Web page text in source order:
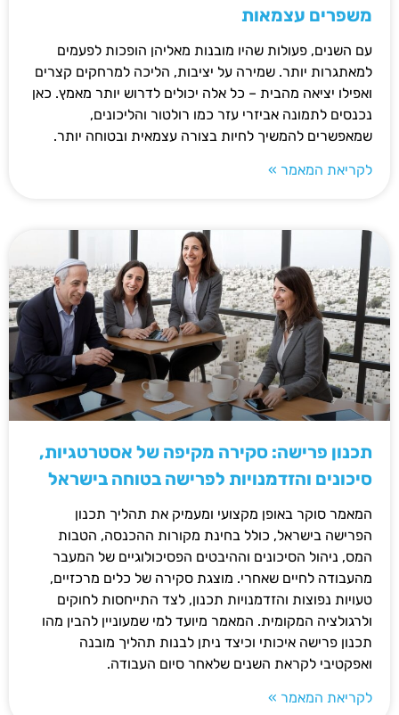
משפרים עצמאות
עם השנים, פעולות שהיו מובנות מאליהן הופכות לפעמים
למאתגרות יותר. שמירה על יציבות, הליכה למרחקים קצרים
ואפילו יציאה מהבית – כל אלה יכולים לדרוש יותר מאמץ. כאן
נכנסים לתמונה אביזרי עזר כמו רולטור והליכונים,
שמאפשרים להמשיך לחיות בצורה עצמאית ובטוחה יותר.
לקריאת המאמר »
תכנון פרישה: סקירה מקיפה של אסטרטגיות,
סיכונים והזדמנויות לפרישה בטוחה בישראל
המאמר סוקר באופן מקצועי ומעמיק את תהליך תכנון
הפרישה בישראל, כולל בחינת מקורות ההכנסה, הטבות
המס, ניהול הסיכונים וההיבטים הפסיכולוגיים של המעבר
מהעבודה לחיים שאחרי. מוצגת סקירה של כלים מרכזיים,
טעויות נפוצות והזדמנויות תכנון, לצד התייחסות לחוקים
ולרגולציה המקומית. המאמר מיועד למי שמעוניין להבין מהו
תכנון פרישה איכותי וכיצד ניתן לבנות תהליך מובנה
ואפקטיבי לקראת השנים שלאחר סיום העבודה.
לקריאת המאמר »